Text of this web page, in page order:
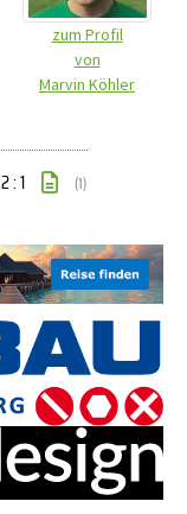
zum Profil
von
Marvin Köhler
2 : 1 (1)